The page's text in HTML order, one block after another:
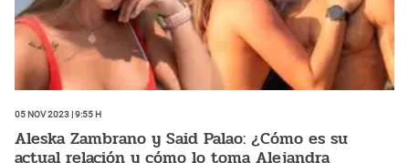
05 Nov 2023 | 9:55 h
Aleska Zambrano y Said Palao: ¿Cómo es su